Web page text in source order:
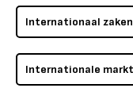
Internationaal
Internationale